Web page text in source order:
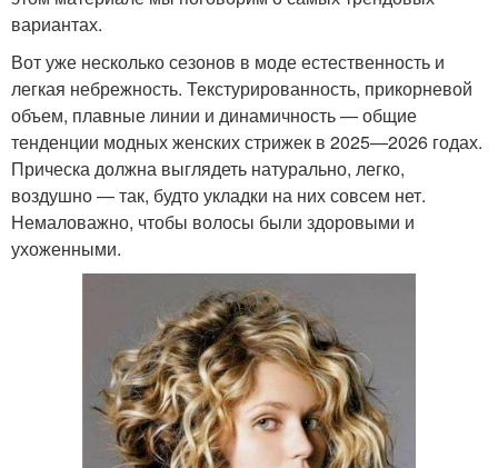
вариантах.
Вот уже несколько сезонов в моде естественность и
легкая небрежность. Текстурированность, прикорневой
объем, плавные линии и динамичность — общие
тенденции модных женских стрижек в 2025—2026 годах.
Прическа должна выглядеть натурально, легко,
воздушно — так, будто укладки на них совсем нет.
Немаловажно, чтобы волосы были здоровыми и
ухоженными.